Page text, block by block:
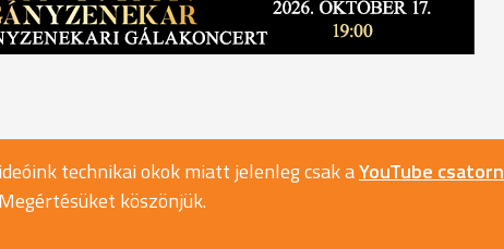
technikai okok miatt jelenleg csak aYouTube
köszönjük.